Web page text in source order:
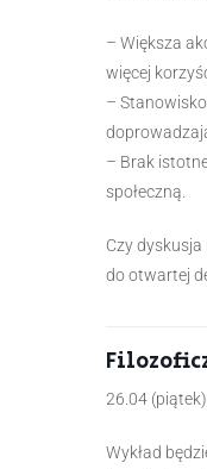
– Większa
więcej
–
– Brak
społeczną.
Czy
do otwartej
26.04
Wykład